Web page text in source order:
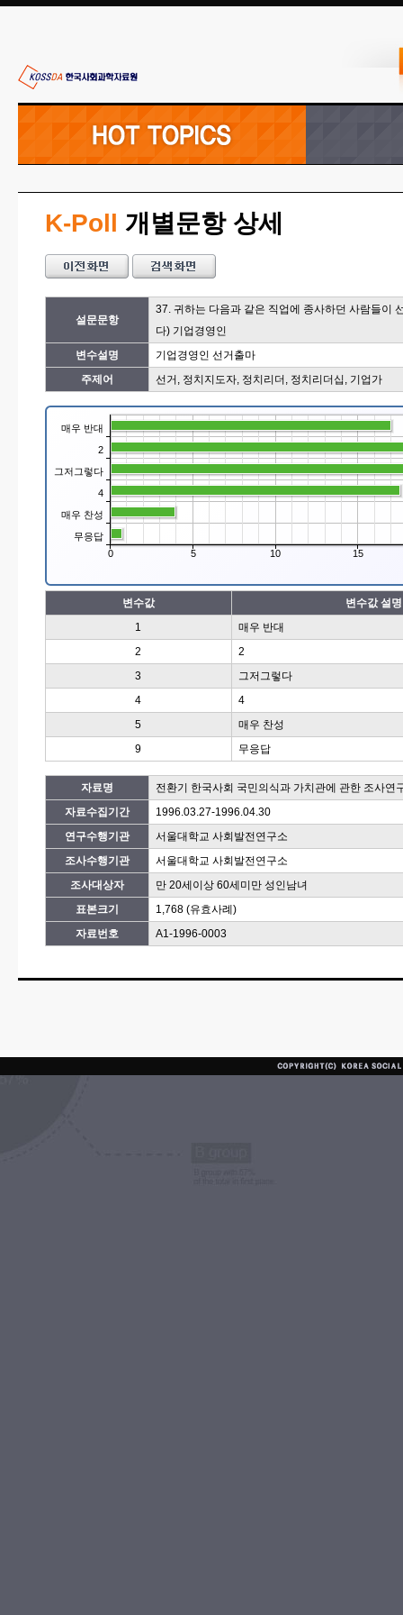
K-Poll 개별문항 상세
설문문항
37. 귀하는 다음과 같은 직업에 종사하던 사람들이
다) 기업경영인
변수설명
기업경영인 선거출마
주제어
선거, 정치지도자, 정치리더, 정치리더십, 기업가
매우 반대
2
그저그렇다
4
매우 찬성
무응답
0 5 10 15
변수값
변수값 설명
1
매우 반대
2
2
3
그저그렇다
4
4
5
매우 찬성
9
무응답
자료명
전환기 한국사회 국민의식과 가치관에 관한 조사연
자료수집기간
1996.03.27-1996.04.30
연구수행기관
서울대학교 사회발전연구소
조사수행기관
서울대학교 사회발전연구소
조사대상자
만 20세이상 60세미만 성인남녀
표본크기
1,768 (유효사례)
자료번호
A1-1996-0003